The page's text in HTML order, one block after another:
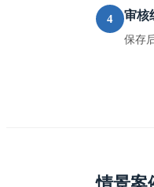
4 审核
保存